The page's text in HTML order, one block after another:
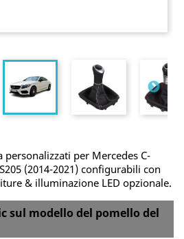
per Mercedes C-
(2014-2021) configurabili con
& illuminazione LED opzionale.
sul modello del pomello del